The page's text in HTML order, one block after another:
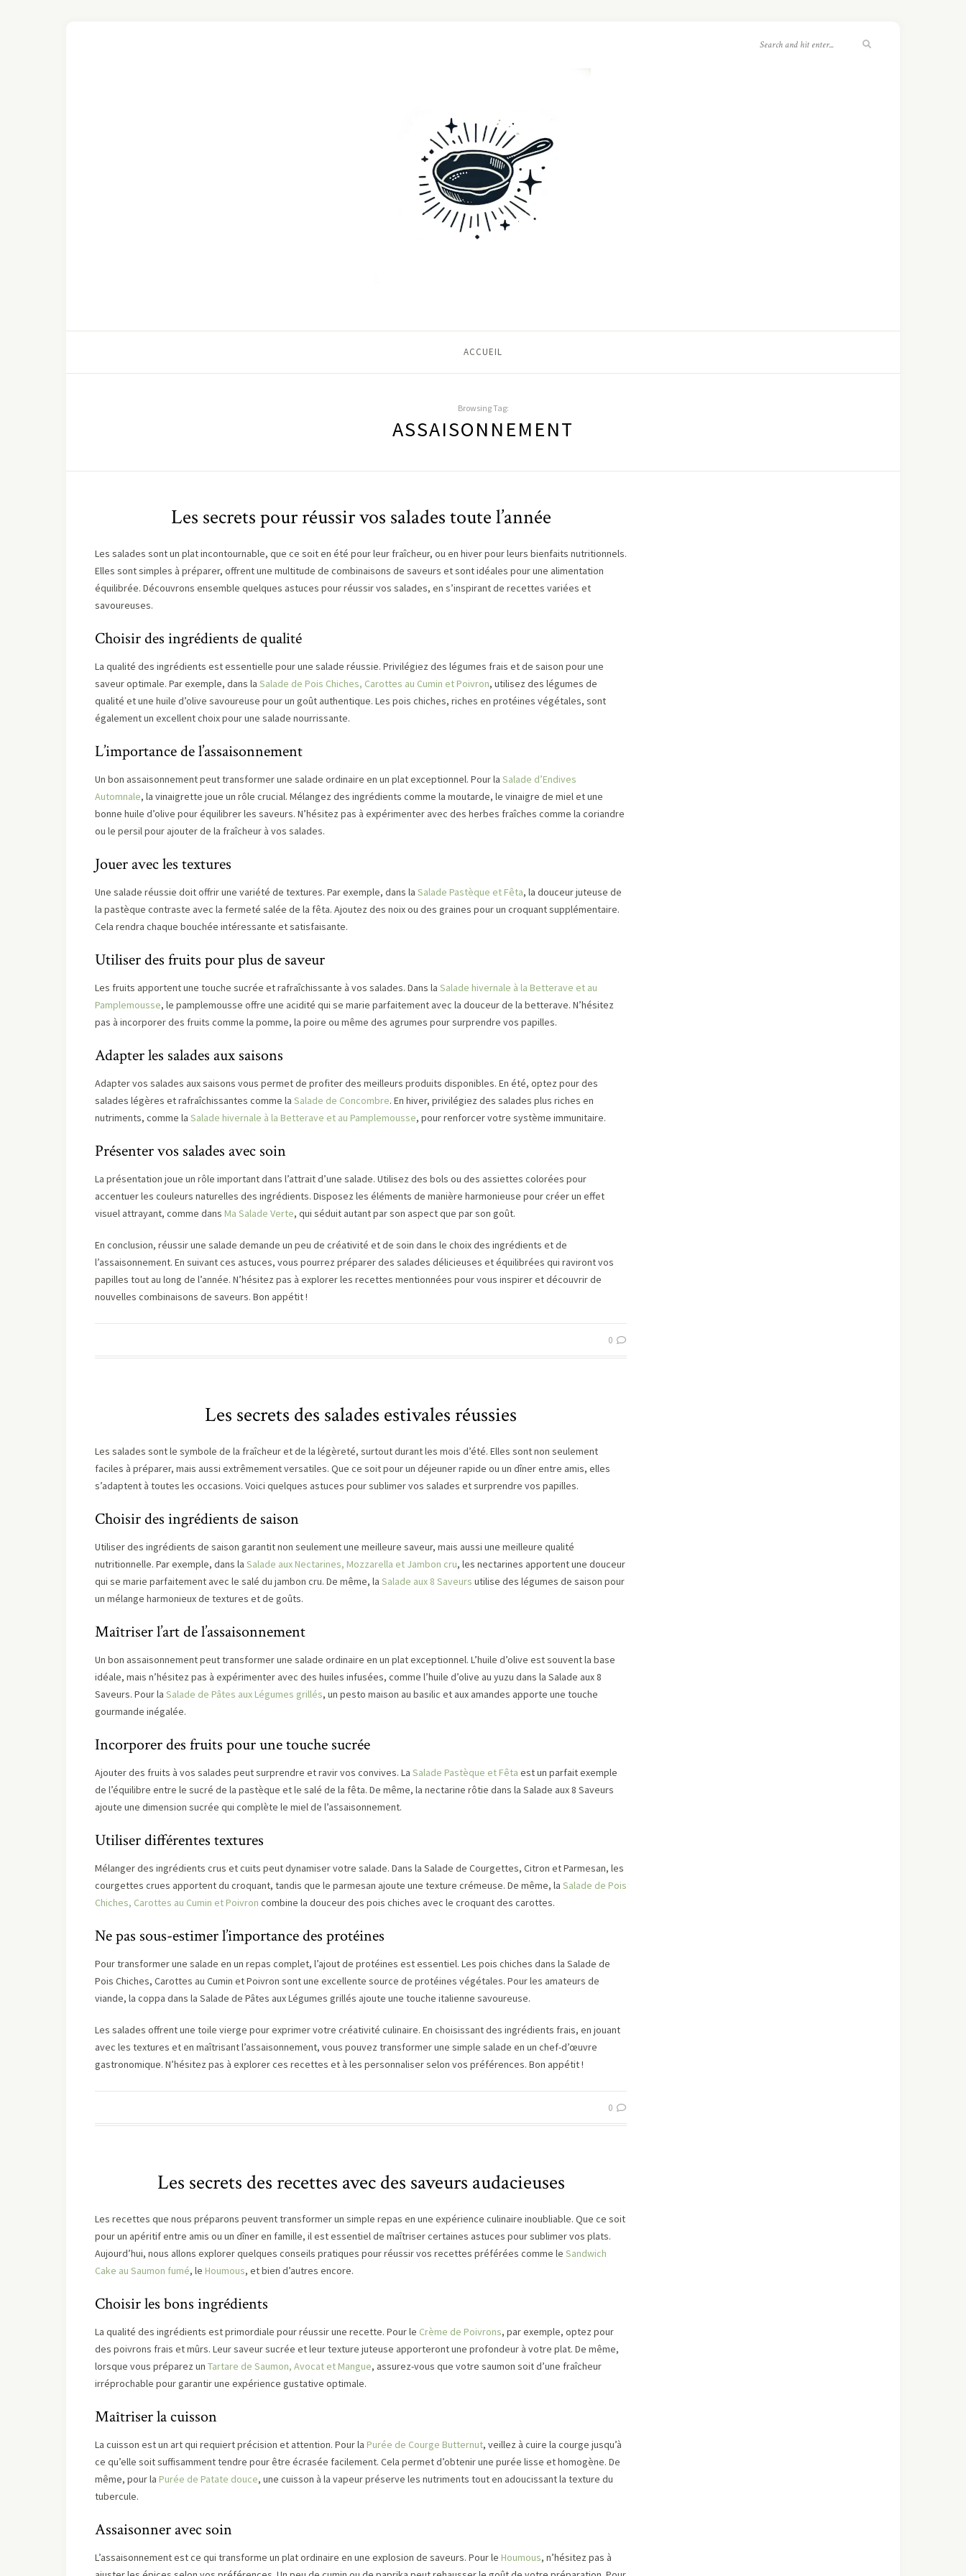
ACCUEIL
Browsing Tag:
ASSAISONNEMENT
Les secrets pour réussir vos salades toute l’année
Les salades sont un plat incontournable, que ce soit en été pour leur fraîcheur, ou en hiver pour leurs bienfaits nutritionnels.
Elles sont simples à préparer, offrent une multitude de combinaisons de saveurs et sont idéales pour une alimentation
équilibrée. Découvrons ensemble quelques astuces pour réussir vos salades, en s’inspirant de recettes variées et
savoureuses.
Choisir des ingrédients de qualité
La qualité des ingrédients est essentielle pour une salade réussie. Privilégiez des légumes frais et de saison pour une
saveur optimale. Par exemple, dans la Salade de Pois Chiches, Carottes au Cumin et Poivron, utilisez des légumes de
qualité et une huile d’olive savoureuse pour un goût authentique. Les pois chiches, riches en protéines végétales, sont
également un excellent choix pour une salade nourrissante.
L’importance de l’assaisonnement
Un bon assaisonnement peut transformer une salade ordinaire en un plat exceptionnel. Pour la Salade d’Endives
Automnale, la vinaigrette joue un rôle crucial. Mélangez des ingrédients comme la moutarde, le vinaigre de miel et une
bonne huile d’olive pour équilibrer les saveurs. N’hésitez pas à expérimenter avec des herbes fraîches comme la coriandre
ou le persil pour ajouter de la fraîcheur à vos salades.
Jouer avec les textures
Une salade réussie doit offrir une variété de textures. Par exemple, dans la Salade Pastèque et Fêta, la douceur juteuse de
la pastèque contraste avec la fermeté salée de la fêta. Ajoutez des noix ou des graines pour un croquant supplémentaire.
Cela rendra chaque bouchée intéressante et satisfaisante.
Utiliser des fruits pour plus de saveur
Les fruits apportent une touche sucrée et rafraîchissante à vos salades. Dans la Salade hivernale à la Betterave et au
Pamplemousse, le pamplemousse offre une acidité qui se marie parfaitement avec la douceur de la betterave. N’hésitez
pas à incorporer des fruits comme la pomme, la poire ou même des agrumes pour surprendre vos papilles.
Adapter les salades aux saisons
Adapter vos salades aux saisons vous permet de profiter des meilleurs produits disponibles. En été, optez pour des
salades légères et rafraîchissantes comme la Salade de Concombre. En hiver, privilégiez des salades plus riches en
nutriments, comme la Salade hivernale à la Betterave et au Pamplemousse, pour renforcer votre système immunitaire.
Présenter vos salades avec soin
La présentation joue un rôle important dans l’attrait d’une salade. Utilisez des bols ou des assiettes colorées pour
accentuer les couleurs naturelles des ingrédients. Disposez les éléments de manière harmonieuse pour créer un effet
visuel attrayant, comme dans Ma Salade Verte, qui séduit autant par son aspect que par son goût.
En conclusion, réussir une salade demande un peu de créativité et de soin dans le choix des ingrédients et de
l’assaisonnement. En suivant ces astuces, vous pourrez préparer des salades délicieuses et équilibrées qui raviront vos
papilles tout au long de l’année. N’hésitez pas à explorer les recettes mentionnées pour vous inspirer et découvrir de
nouvelles combinaisons de saveurs. Bon appétit !
0
Les secrets des salades estivales réussies
Les salades sont le symbole de la fraîcheur et de la légèreté, surtout durant les mois d’été. Elles sont non seulement
faciles à préparer, mais aussi extrêmement versatiles. Que ce soit pour un déjeuner rapide ou un dîner entre amis, elles
s’adaptent à toutes les occasions. Voici quelques astuces pour sublimer vos salades et surprendre vos papilles.
Choisir des ingrédients de saison
Utiliser des ingrédients de saison garantit non seulement une meilleure saveur, mais aussi une meilleure qualité
nutritionnelle. Par exemple, dans la Salade aux Nectarines, Mozzarella et Jambon cru, les nectarines apportent une douceur
qui se marie parfaitement avec le salé du jambon cru. De même, la Salade aux 8 Saveurs utilise des légumes de saison pour
un mélange harmonieux de textures et de goûts.
Maîtriser l’art de l’assaisonnement
Un bon assaisonnement peut transformer une salade ordinaire en un plat exceptionnel. L’huile d’olive est souvent la base
idéale, mais n’hésitez pas à expérimenter avec des huiles infusées, comme l’huile d’olive au yuzu dans la Salade aux 8
Saveurs. Pour la Salade de Pâtes aux Légumes grillés, un pesto maison au basilic et aux amandes apporte une touche
gourmande inégalée.
Incorporer des fruits pour une touche sucrée
Ajouter des fruits à vos salades peut surprendre et ravir vos convives. La Salade Pastèque et Fêta est un parfait exemple
de l’équilibre entre le sucré de la pastèque et le salé de la fêta. De même, la nectarine rôtie dans la Salade aux 8 Saveurs
ajoute une dimension sucrée qui complète le miel de l’assaisonnement.
Utiliser différentes textures
Mélanger des ingrédients crus et cuits peut dynamiser votre salade. Dans la Salade de Courgettes, Citron et Parmesan, les
courgettes crues apportent du croquant, tandis que le parmesan ajoute une texture crémeuse. De même, la Salade de Pois
Chiches, Carottes au Cumin et Poivron combine la douceur des pois chiches avec le croquant des carottes.
Ne pas sous-estimer l’importance des protéines
Pour transformer une salade en un repas complet, l’ajout de protéines est essentiel. Les pois chiches dans la Salade de
Pois Chiches, Carottes au Cumin et Poivron sont une excellente source de protéines végétales. Pour les amateurs de
viande, la coppa dans la Salade de Pâtes aux Légumes grillés ajoute une touche italienne savoureuse.
Les salades offrent une toile vierge pour exprimer votre créativité culinaire. En choisissant des ingrédients frais, en jouant
avec les textures et en maîtrisant l’assaisonnement, vous pouvez transformer une simple salade en un chef-d’œuvre
gastronomique. N’hésitez pas à explorer ces recettes et à les personnaliser selon vos préférences. Bon appétit !
0
Les secrets des recettes avec des saveurs audacieuses
Les recettes que nous préparons peuvent transformer un simple repas en une expérience culinaire inoubliable. Que ce soit
pour un apéritif entre amis ou un dîner en famille, il est essentiel de maîtriser certaines astuces pour sublimer vos plats.
Aujourd’hui, nous allons explorer quelques conseils pratiques pour réussir vos recettes préférées comme le Sandwich
Cake au Saumon fumé, le Houmous, et bien d’autres encore.
Choisir les bons ingrédients
La qualité des ingrédients est primordiale pour réussir une recette. Pour le Crème de Poivrons, par exemple, optez pour
des poivrons frais et mûrs. Leur saveur sucrée et leur texture juteuse apporteront une profondeur à votre plat. De même,
lorsque vous préparez un Tartare de Saumon, Avocat et Mangue, assurez-vous que votre saumon soit d’une fraîcheur
irréprochable pour garantir une expérience gustative optimale.
Maîtriser la cuisson
La cuisson est un art qui requiert précision et attention. Pour la Purée de Courge Butternut, veillez à cuire la courge jusqu’à
ce qu’elle soit suffisamment tendre pour être écrasée facilement. Cela permet d’obtenir une purée lisse et homogène. De
même, pour la Purée de Patate douce, une cuisson à la vapeur préserve les nutriments tout en adoucissant la texture du
tubercule.
Assaisonner avec soin
L’assaisonnement est ce qui transforme un plat ordinaire en une explosion de saveurs. Pour le Houmous, n’hésitez pas à